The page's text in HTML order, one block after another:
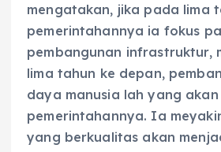
mengatakan, jika pada lima
pemerintahannya ia fokus
pembangunan infrastruktur,
lima tahun ke depan,
daya manusia lah yang
pemerintahannya. Ia
yang berkualitas akan